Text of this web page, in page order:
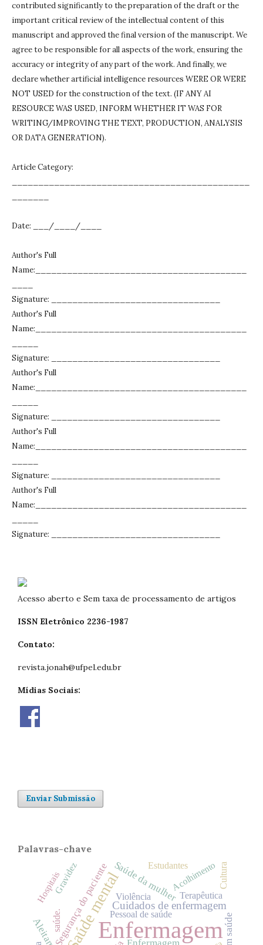
contributed significantly to the preparation of the draft or the
important critical review of the intellectual content of this
manuscript and approved the final version of the manuscript. We
agree to be responsible for all aspects of the work, ensuring the
accuracy or integrity of any part of the work. And finally, we
declare whether artificial intelligence resources WERE OR WERE
NOT USED for the construction of the text. (IF ANY AI
RESOURCE WAS USED, INFORM WHETHER IT WAS FOR
WRITING/IMPROVING THE TEXT, PRODUCTION, ANALYSIS
OR DATA GENERATION).
Article Category:
Date: ___/____/____
Author's Full
Name:________________________________________
Signature: ________________________________
Author's Full
Name:________________________________________
Signature: ________________________________
Author's Full
Name:________________________________________
Signature: ________________________________
Author's Full
Name:________________________________________
Signature: ________________________________
Author's Full
Name:________________________________________
Signature: ________________________________
Acesso aberto e Sem taxa de processamento de artigos
ISSN Eletrônico 2236-1987
Contato:
revista.jonah@ufpel.edu.br
Mídias Sociais:
Enviar Submissão
Palavras-chave
Enfermagem
Saúde mentalCuidados de enfermagem
Segurança do pacienteSaúde da mulher
Pessoal de saúde
Gravidez Acolhimento
Hospitais
Estudantes
Terapêutica
saúde.
Cultura
Violência